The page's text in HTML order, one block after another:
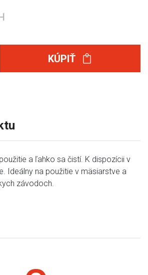
KÚPIŤ
a ľahko sa čistí. K dispozícii v
Ideálny na použitie v mäsiarstve a
závodoch.